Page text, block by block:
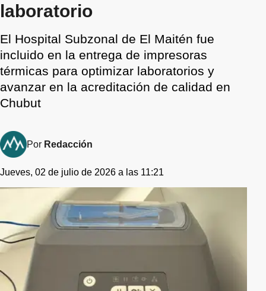
laboratorio
El Hospital Subzonal de El Maitén fue
incluido en la entrega de impresoras
térmicas para optimizar laboratorios y
avanzar en la acreditación de calidad en
Chubut
Por Redacción
Jueves, 02 de julio de 2026 a las 11:21